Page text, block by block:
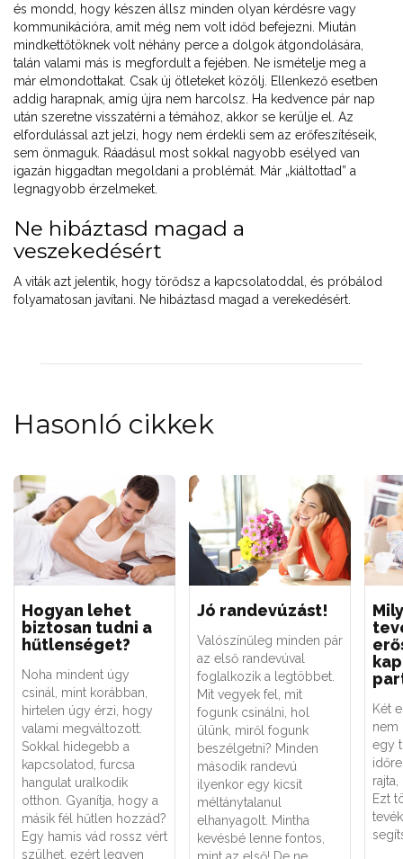
és mondd, hogy készen állsz minden olyan kérdésre vagy
kommunikációra, amit még nem volt időd befejezni. Miután
mindkettőtöknek volt néhány perce a dolgok átgondolására,
talán valami más is megfordult a fejében. Ne ismételje meg a
már elmondottakat. Csak új ötleteket közölj. Ellenkező esetben
addig harapnak, amíg újra nem harcolsz. Ha kedvence pár nap
után szeretne visszatérni a témához, akkor se kerülje el. Az
elfordulással azt jelzi, hogy nem érdekli sem az erőfeszítéseik,
sem önmaguk. Ráadásul most sokkal nagyobb esélyed van
igazán higgadtan megoldani a problémát. Már „kiáltottad” a
legnagyobb érzelmeket.
Ne hibáztasd magad a
veszekedésért
A viták azt jelentik, hogy törődsz a kapcsolatoddal, és próbálod
folyamatosan javítani. Ne hibáztasd magad a verekedésért.
Hasonló cikkek
Hogyan lehet
biztosan tudni a
hűtlenséget?
Noha mindent úgy
csinál, mint korábban,
hirtelen úgy érzi, hogy
valami megváltozott.
Sokkal hidegebb a
kapcsolatod, furcsa
hangulat uralkodik
otthon. Gyanítja, hogy a
másik fél hűtlen hozzád?
Egy hamis vád rossz vért
szülhet, ezért legyen
Jó randevúzást!
Valószínűleg minden pár
az első randevúval
foglalkozik a legtöbbet.
Mit vegyek fel, mit
fogunk csinálni, hol
ülünk, miről fogunk
beszélgetni? Minden
második randevú
ilyenkor egy kicsit
méltánytalanul
elhanyagolt. Mintha
kevésbé lenne fontos,
Két
nem
egy
Ezt